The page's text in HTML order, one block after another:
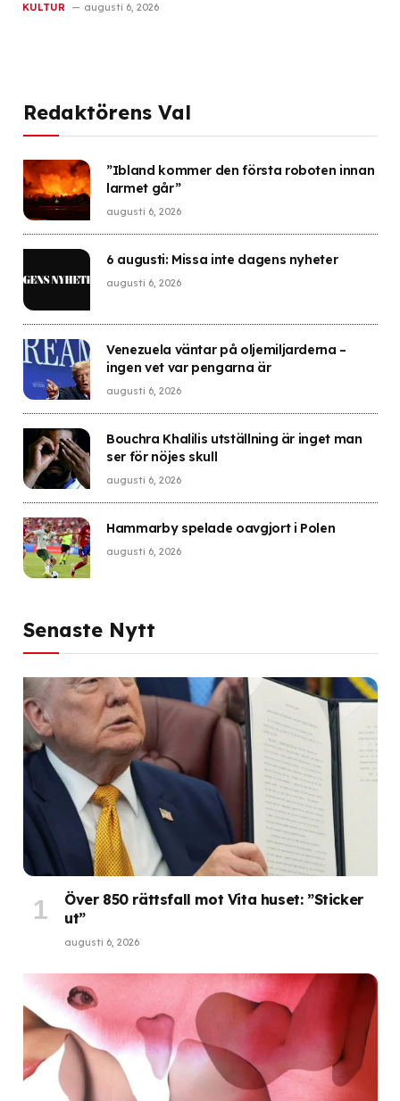
KULTUR augusti 6, 2026
Redaktörens Val
”Ibland kommer den första roboten innan
larmet går”
augusti 6, 2026
6 augusti: Missa inte dagens nyheter
augusti 6, 2026
Venezuela väntar på oljemiljarderna –
ingen vet var pengarna är
augusti 6, 2026
Bouchra Khalilis utställning är inget man
ser för nöjes skull
augusti 6, 2026
Hammarby spelade oavgjort i Polen
augusti 6, 2026
Senaste Nytt
Över 850 rättsfall mot Vita huset: ”Sticker
ut”
augusti 6, 2026